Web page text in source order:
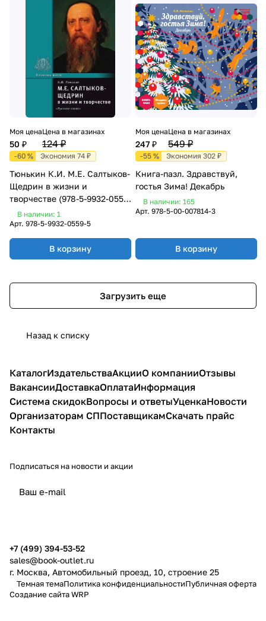
Моя цена
50 ₽
Цена в магазинах
124 ₽
-60 % Экономия 74 ₽
Тюнькин К.И. М.Е. Салтыков-
Щедрин в жизни и
творчестве (978-5-9932-0559-
В наличии: 1
Арт. 978-5-9932-0559-5
В корзину
Моя цена
247 ₽
Цена в магазинах
549 ₽
-55 % Экономия 302 ₽
Книга-пазл. Здравствуй,
гостья Зима! Декабрь
В наличии: 165
Арт. 978-5-00-007814-3
В корзину
Загрузить еще
Назад к списку
КаталогИздательстваАкцииО компанииОтзывы
ВакансииДоставкаОплатаИнформация
Система скидокВопросы и ответыУценкаНовости
Организаторам СППоставщикамСкачать прайс
Контакты
Подписаться на новости и акции
+7 (499) 394-53-52
sales@book-outlet.ru
г. Москва, Автомобильный проезд, 10, строение 25
Темная темаПолитика конфиденциальностиПубличная оферта
Создание сайтаWRP